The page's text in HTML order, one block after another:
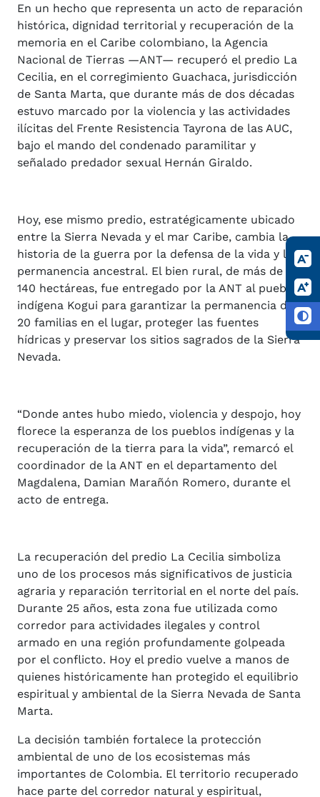
En un hecho que representa un acto de reparación
histórica, dignidad territorial y recuperación de la
memoria en el Caribe colombiano, la Agencia
Nacional de Tierras —ANT— recuperó el predio La
Cecilia, en el corregimiento Guachaca, jurisdicción
de Santa Marta, que durante más de dos décadas
estuvo marcado por la violencia y las actividades
ilícitas del Frente Resistencia Tayrona de las AUC,
bajo el mando del condenado paramilitar y
señalado predador sexual Hernán Giraldo.
Hoy, ese mismo predio, estratégicamente ubicado
entre la Sierra Nevada y el mar Caribe, cambia la
historia de la guerra por la defensa de la vida y la
permanencia ancestral. El bien rural, de más de
140 hectáreas, fue entregado por la ANT al pueblo
indígena Kogui para garantizar la permanencia de
20 familias en el lugar, proteger las fuentes
hídricas y preservar los sitios sagrados de la Sierra
Nevada.
“Donde antes hubo miedo, violencia y despojo, hoy
florece la esperanza de los pueblos indígenas y la
recuperación de la tierra para la vida”, remarcó el
coordinador de la ANT en el departamento del
Magdalena, Damian Marañón Romero, durante el
acto de entrega.
La recuperación del predio La Cecilia simboliza
uno de los procesos más significativos de justicia
agraria y reparación territorial en el norte del país.
Durante 25 años, esta zona fue utilizada como
corredor para actividades ilegales y control
armado en una región profundamente golpeada
por el conflicto. Hoy el predio vuelve a manos de
quienes históricamente han protegido el equilibrio
espiritual y ambiental de la Sierra Nevada de Santa
Marta.
La decisión también fortalece la protección
ambiental de uno de los ecosistemas más
importantes de Colombia. El territorio recuperado
hace parte del corredor natural y espiritual,